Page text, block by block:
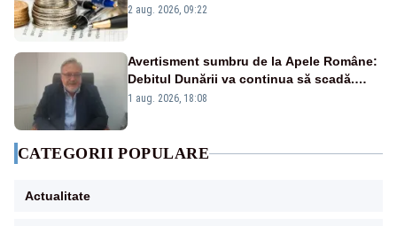
viitoare?
2 aug. 2026, 09:22
Avertisment sumbru de la Apele Române:
Debitul Dunării va continua să scadă.
Cernavodă s-ar putea închide în 4 zile
1 aug. 2026, 18:08
CATEGORII POPULARE
Actualitate